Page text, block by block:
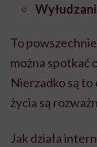
To
można spotkać
Nierzadko są to
życia są
Jak działa